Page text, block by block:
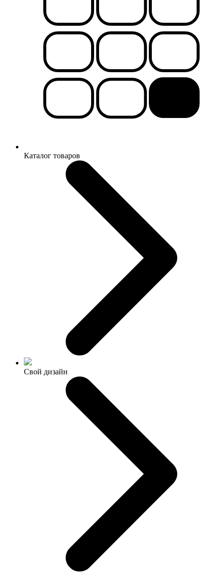
Каталог товаров
Свой дизайн